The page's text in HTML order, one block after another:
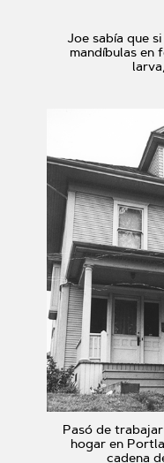
Joe sabía que
mandíbulas en
Pasó de
hogar en
cadena